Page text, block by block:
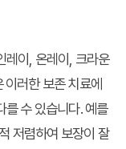
레이, 온레이, 크라운
러한 보존 치료에
를 수 있습니다. 예를
저렴하여 보장이 잘